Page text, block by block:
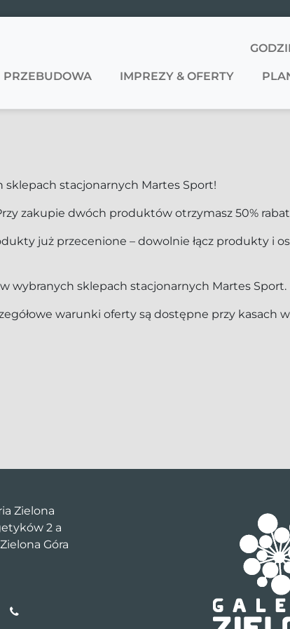
PRZEBUDOWA IMPREZY & OFERTY
stacjonarnych Martes Sport!
zakupie dwóch produktów otrzymasz 50%
już przecenione – dowolnie łącz produkty i
wybranych sklepach stacjonarnych Martes Sport.
warunki oferty są dostępne przy kasach
Zielona
2 a
Góra